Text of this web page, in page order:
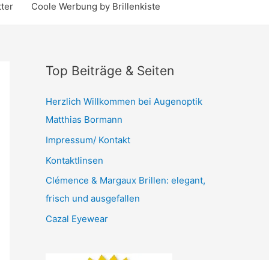
Coole Werbung by Brillenkiste
Top Beiträge & Seiten
Herzlich Willkommen bei Augenoptik
Matthias Bormann
Impressum/ Kontakt
Kontaktlinsen
Clémence & Margaux Brillen: elegant,
frisch und ausgefallen
Cazal Eyewear